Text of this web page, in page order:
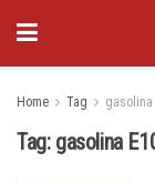
Home Tag gasolina
Tag: gasolina